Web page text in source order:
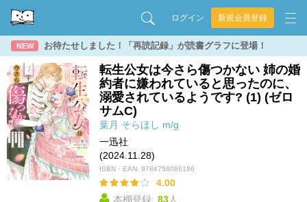
ログイン 新規会員登録
NEW お待たせしました！「再読記録」が読書グラフに登場！
転生公女は今さら傷つかない 姉の婚
約者に嫌われていると思ったのに、
溺愛されているようです? (1) (ゼロ
サムC)
葉月 そらほし m/g
一迅社
(2024.11.28)
ISBN・EAN: 9784758086196
4.00
本棚登録: 83人